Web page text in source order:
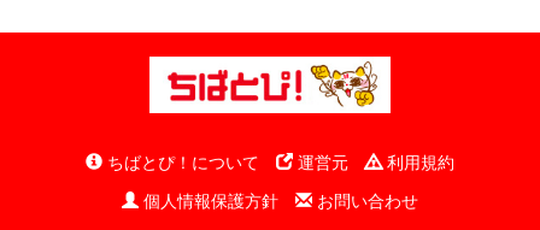
ちばとぴ！について 運営元
利用規約
個人情報保護方針
お問い合わせ